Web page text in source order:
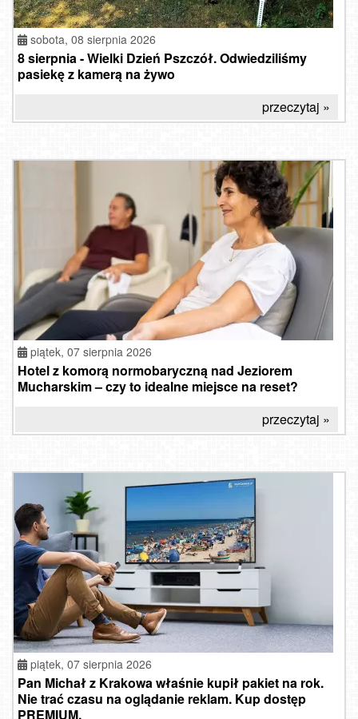
sobota, 08 sierpnia 2026
8 sierpnia - Wielki Dzień Pszczół. Odwiedziliśmy
pasiekę z kamerą na żywo
przeczytaj »
piątek, 07 sierpnia 2026
Hotel z komorą normobaryczną nad Jeziorem
Mucharskim – czy to idealne miejsce na reset?
przeczytaj »
piątek, 07 sierpnia 2026
Pan Michał z Krakowa właśnie kupił pakiet na rok.
Nie trać czasu na oglądanie reklam. Kup dostęp
PREMIUM.